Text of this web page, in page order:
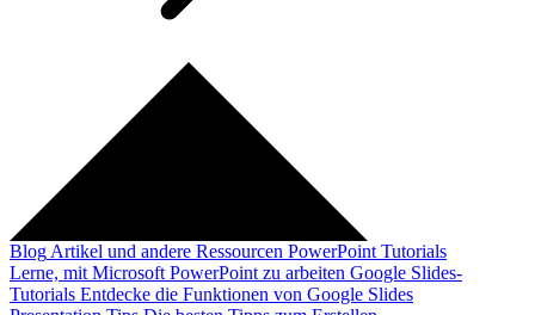
Blog Artikel und andere Ressourcen PowerPoint Tutorials
Lerne, mit Microsoft PowerPoint zu arbeiten Google Slides-
Tutorials Entdecke die Funktionen von Google Slides